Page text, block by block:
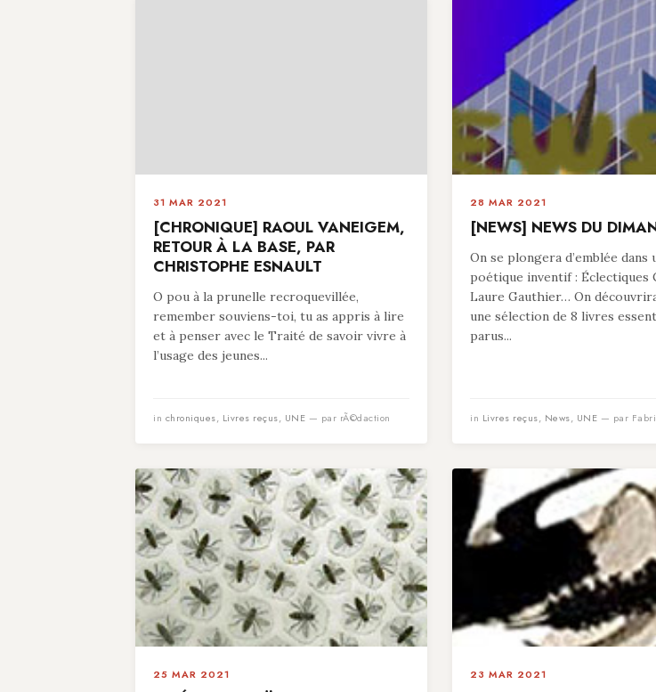
31 MAR 2021
[CHRONIQUE] RAOUL VANEIGEM,
RETOUR À LA BASE, PAR
CHRISTOPHE ESNAULT
O pou à la prunelle recroquevillée,
remember souviens-toi, tu as appris à lire
et à penser avec le Traité de savoir vivre à
l’usage des jeunes...
in chroniques, Livres reçus, UNE — par rÃ©daction
28 MAR 2021
[NEWS] NEWS DU
On se plongera d’emblée dans
poétique inventif : Éclectiques
Laure Gauthier… On
une sélection de 8 livres
parus...
in Livres reçus, News, UNE — par
25 MAR 2021 23 MAR 2021